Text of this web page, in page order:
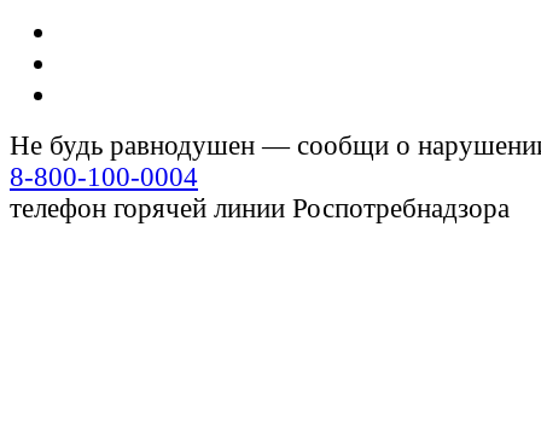
Не будь равнодушен — сообщи о
8-800-100-0004
телефон горячей линии Роспотребнадзора